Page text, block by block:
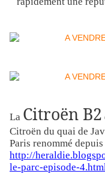
La Citroën B2
Citroën du quai de
Paris renommé
http://
le-parc-episode-